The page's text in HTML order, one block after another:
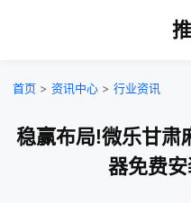
首页 > 资讯中心 > 行业资讯
稳赢布局!微乐甘肃
器免费